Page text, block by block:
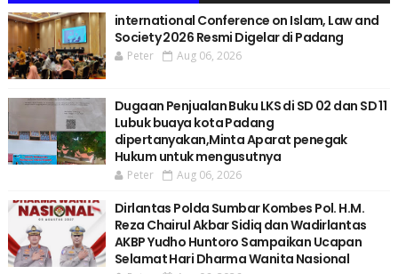
international Conference on Islam, Law and
Society 2026 Resmi Digelar di Padang
Peter Aug 06, 2026
Dugaan Penjualan Buku LKS di SD 02 dan SD 11
Lubuk buaya kota Padang
dipertanyakan,Minta Aparat penegak
Hukum untuk mengusutnya
Peter Aug 06, 2026
Dirlantas Polda Sumbar Kombes Pol. H.M.
Reza Chairul Akbar Sidiq dan Wadirlantas
AKBP Yudho Huntoro Sampaikan Ucapan
Selamat Hari Dharma Wanita Nasional